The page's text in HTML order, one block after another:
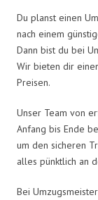
Du planst einen
nach einem
Dann bist du bei
Wir bieten dir
Preisen.
Unser Team von
Anfang bis Ende
um den sicheren
alles pünktlich an
Bei